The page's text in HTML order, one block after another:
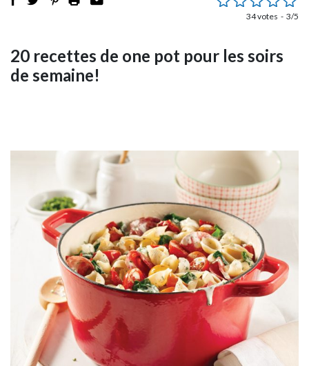
34 votes 3/5
20 recettes de one pot pour les soirs
de semaine!